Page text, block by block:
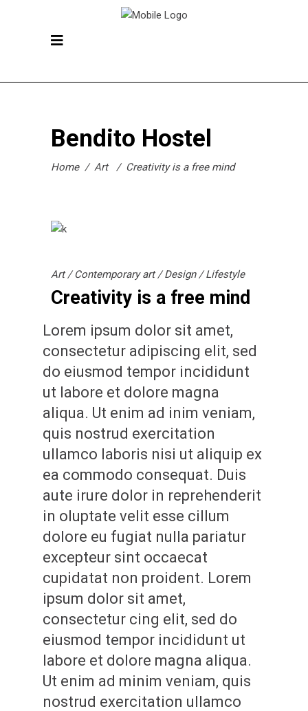
Bendito Hostel
Home/ Art / Creativity is a free mind
Art/Contemporary art/Design/Lifestyle
Creativity is a free mind
Lorem ipsum dolor sit amet,
consectetur adipiscing elit, sed
do eiusmod tempor incididunt
ut labore et dolore magna
aliqua. Ut enim ad inim veniam,
quis nostrud exercitation
ullamco laboris nisi ut aliquip ex
ea commodo consequat. Duis
aute irure dolor in reprehenderit
in oluptate velit esse cillum
dolore eu fugiat nulla pariatur
excepteur sint occaecat
cupidatat non proident. Lorem
ipsum dolor sit amet,
consectetur cing elit, sed do
eiusmod tempor incididunt ut
labore et dolore magna aliqua.
Ut enim ad minim veniam, quis
nostrud exercitation ullamco